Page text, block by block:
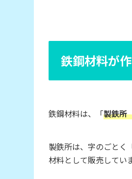
鉄鋼材料が
鉄鋼材料は、「製鉄所
製鉄所は、字のごとく
材料として販売してい